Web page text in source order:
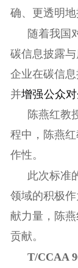
确、更透明
随着我国
碳信息披露与
企业在碳信
并增强公众
陈燕红教
程中，陈燕
作性。
此次标准
领域的积极
献力量，陈
贡献。
T/CCAA